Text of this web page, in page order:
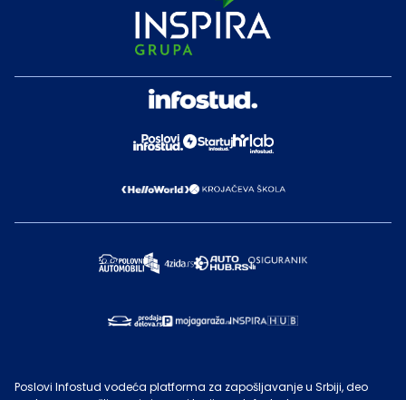
Poslovi Infostud vodeća platforma za zapošljavanje u Srbiji, deo